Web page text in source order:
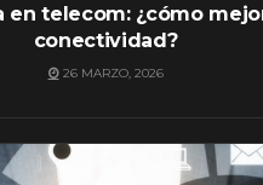
en telecom: ¿cómo
conectividad?
26 MARZO, 2026